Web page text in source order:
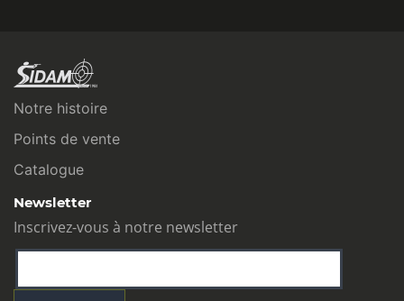
Notre histoire
Points de vente
Catalogue
Newsletter
Inscrivez-vous à notre newsletter